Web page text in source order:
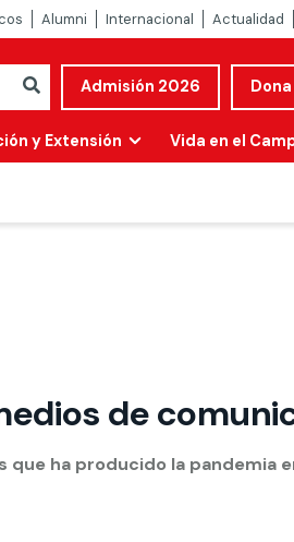
Alumni Internacional Actualidad
Admisión 2026
y Extensión Vida en el
de
que ha producido la pandemia